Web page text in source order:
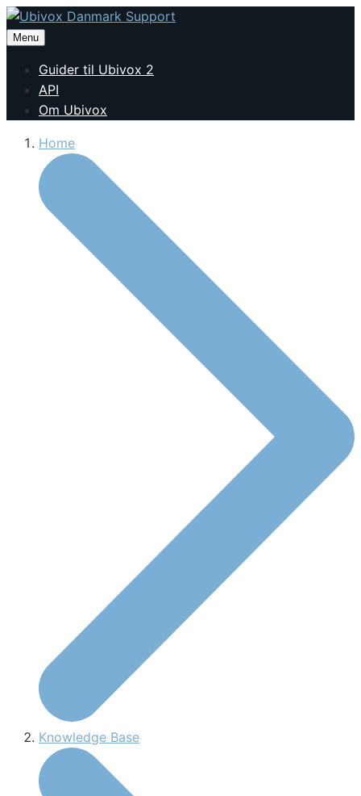
Menu
Guider til Ubivox 2
API
Om Ubivox
Home
Knowledge Base